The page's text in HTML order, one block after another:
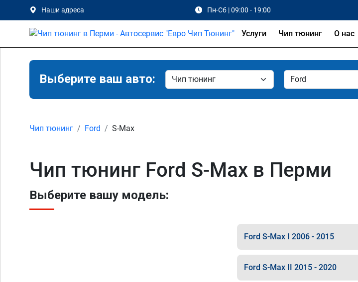
Наши адреса Пн-Сб | 09:00 - 19:00
Услуги Чип тюнинг О нас
Выберите ваш авто:
Чип тюнинг Ford S-Max
Чип тюнинг Ford S-Max в Перми
Выберите вашу модель:
Ford S-Max I 2006 - 2015
Ford S-Max II 2015 - 2020